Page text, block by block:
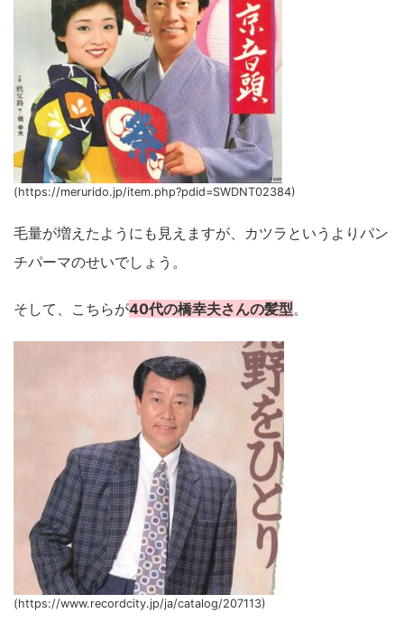
(https://merurido.jp/item.php?pdid=SWDNT02384)
毛量が増えたようにも見えますが、カツラというよりパン
チパーマのせいでしょう。
そして、こちらが40代の橋幸夫さんの髪型。
(https://www.recordcity.jp/ja/catalog/207113)